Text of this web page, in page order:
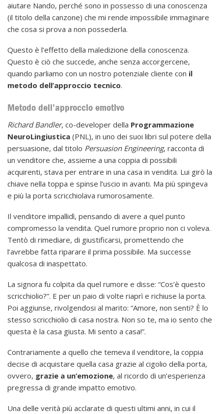
aiutare Nando, perché sono in possesso di una conoscenza
(il titolo della canzone) che mi rende impossibile immaginare
che cosa si prova a non possederla.
Questo è l’effetto della maledizione della conoscenza.
Questo è ciò che succede, anche senza accorgercene,
quando parliamo con un nostro potenziale cliente con il
metodo dell’approccio tecnico.
Metodo dell’approccio emotivo
Richard Bandler, co-developer della Programmazione
NeuroLingiustica (PNL), in uno dei suoi libri sul potere della
persuasione, dal titolo Persuasion Engineering, racconta di
un venditore che, assieme a una coppia di possibili
acquirenti, stava per entrare in una casa in vendita. Lui girò la
chiave nella toppa e spinse l’uscio in avanti. Ma più spingeva
e più la porta scricchiolava rumorosamente.
Il venditore impallidì, pensando di avere a quel punto
compromesso la vendita. Quel rumore proprio non ci voleva.
Tentò di rimediare, di giustificarsi, promettendo che
l’avrebbe fatta riparare il prima possibile. Ma successe
qualcosa di inaspettato.
La signora fu colpita da quel rumore e disse: “Cos’è questo
scricchiolio?”. E per un paio di volte riaprì e richiuse la porta.
Poi aggiunse, rivolgendosi al marito: “Amore, non senti? È lo
stesso scricchiolio di casa nostra. Non so te, ma io sento che
questa è la casa giusta. Mi sento a casa!”.
Contrariamente a quello che temeva il venditore, la coppia
decise di acquistare quella casa grazie al cigolio della porta,
ovvero, grazie a un’emozione, al ricordo di un’esperienza
pregressa di grande impatto emotivo.
Una delle verità più acclarate di questi ultimi anni, in cui il